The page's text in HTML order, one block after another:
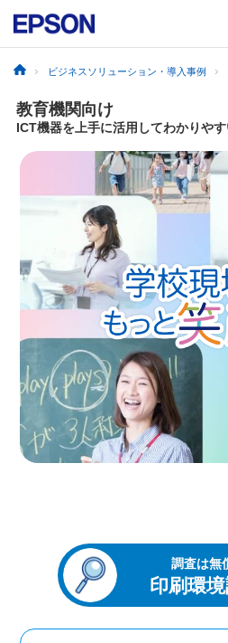
ビジネスソリューション・導入事例
教育機関向け
ICT機器を上手に活用してわかりや
プロジェクターで
大画面表示
後方まで学びの平
投写面を選ばず、最大90型まで表
黒板への投写も可能
二画面表示や電子ペンを使って書
レーザー光源なので後方まではっ
印刷に関するお役立ち情報をご紹
操作について知りたい
よくある質問
学校向け教育支援ツール
100枚/分（注1）の高速印刷で時間
月額定額プランなので予算計上が不
規定枚数までは、カラー/モノクロ
子どもたちの学習記録の印刷
アナログデータをスキャンでデジタ
Google Classroom™と連携し1人1
投写面を選ばず、最大90型まで表
黒板への投写も可能
二画面表示や電子ペンを使って書
レーザー光源なので後方まではっ
調査は無
印刷環